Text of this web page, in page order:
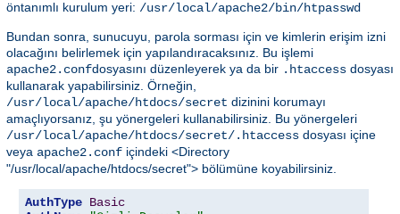
öntanımlı kurulum yeri: /usr/local/apache2/bin/htpasswd
Bundan sonra, sunucuyu, parola sorması için ve kimlerin erişim izni
olacağını belirlemek için yapılandıracaksınız. Bu işlemi
apache2.confdosyasını düzenleyerek ya da bir .htaccess dosyası
kullanarak yapabilirsiniz. Örneğin,
/usr/local/apache/htdocs/secret dizinini korumayı
amaçlıyorsanız, şu yönergeleri kullanabilirsiniz. Bu yönergeleri
/usr/local/apache/htdocs/secret/.htaccess dosyası içine
veya apache2.conf içindeki <Directory
"/usr/local/apache/htdocs/secret"> bölümüne koyabilirsiniz.
AuthType Basic